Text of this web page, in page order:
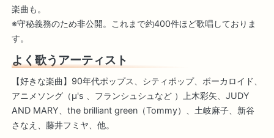
楽曲も。
※守秘義務のため非公開。これまで約400件ほど歌唱しておりま
す。
よく歌うアーティスト
【好きな楽曲】90年代ポップス、シティポップ、ボーカロイド、
アニメソング（μ's 、フランシュシュなど ）上木彩矢、JUDY
AND MARY、the brilliant green（Tommy）、土岐麻子、新谷
さなえ、藤井フミヤ、他。